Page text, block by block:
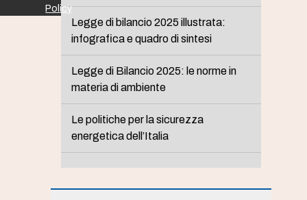
Legge di bilancio 2025 illustrata:
infografica e quadro di sintesi
Legge di Bilancio 2025: le norme in
materia di ambiente
Le politiche per la sicurezza
energetica dell’Italia
Policy